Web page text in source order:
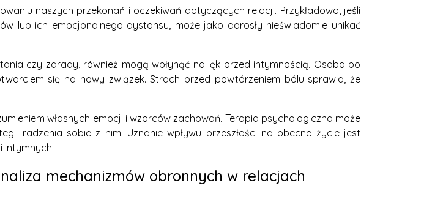
naszych przekonań i oczekiwań dotyczących relacji. Przykładowo, jeśli
lub ich emocjonalnego dystansu, może jako dorosły nieświadomie unikać
czy zdrady, również mogą wpłynąć na lęk przed intymnością. Osoba po
się na nowy związek. Strach przed powtórzeniem bólu sprawia, że
własnych emocji i wzorców zachowań. Terapia psychologiczna może
radzenia sobie z nim. Uznanie wpływu przeszłości na obecne życie jest
intymnych.
mechanizmów obronnych w relacjach